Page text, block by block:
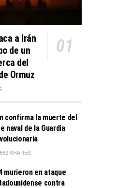
a Irán
de un
del
Ormuz
confirma la muerte del
naval de la Guardia
662 SHARES
murieron en ataque
contra